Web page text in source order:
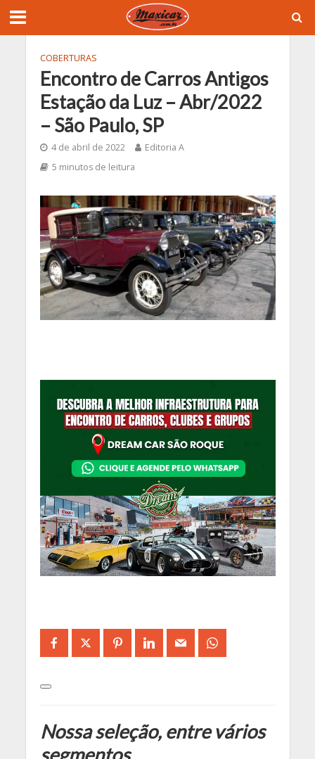
COBERTURAS
Encontro de Carros Antigos
Estação da Luz – Abr/2022
– São Paulo, SP
4 de abril de 2022
Editoria A
5 minutos de leitura
Nossa seleção, entre vários
segmentos